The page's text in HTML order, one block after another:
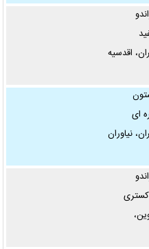
اقدسیه
ای
نیاوران